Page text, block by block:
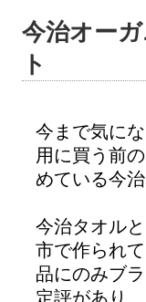
今治オー
ト
今まで気に
用に買う前
めている今
今治タオル
市で作られ
品にのみブ
定評があり